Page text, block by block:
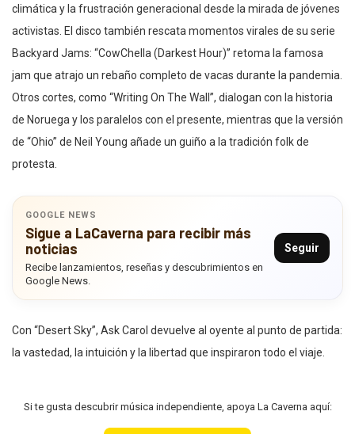
climática y la frustración generacional desde la mirada de jóvenes
activistas. El disco también rescata momentos virales de su serie
Backyard Jams: “CowChella (Darkest Hour)” retoma la famosa
jam que atrajo un rebaño completo de vacas durante la pandemia.
Otros cortes, como “Writing On The Wall”, dialogan con la historia
de Noruega y los paralelos con el presente, mientras que la versión
de “Ohio” de Neil Young añade un guiño a la tradición folk de
protesta.
GOOGLE NEWS
Sigue a LaCaverna para recibir más
noticias
Recibe lanzamientos, reseñas y descubrimientos en
Google News.
Seguir
Con “Desert Sky”, Ask Carol devuelve al oyente al punto de partida:
la vastedad, la intuición y la libertad que inspiraron todo el viaje.
Si te gusta descubrir música independiente, apoya La Caverna aquí: